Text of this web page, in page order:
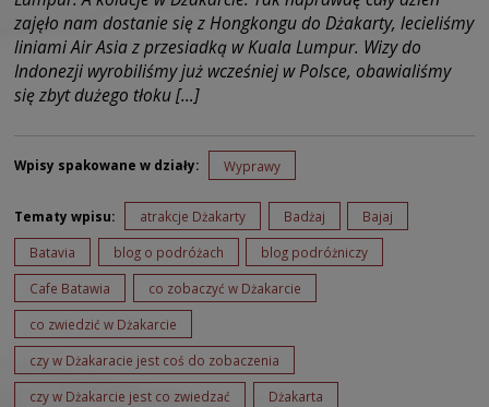
zajęło nam dostanie się z Hongkongu do Dżakarty, lecieliśmy
liniami Air Asia z przesiadką w Kuala Lumpur. Wizy do
Indonezji wyrobiliśmy już wcześniej w Polsce, obawialiśmy
się zbyt dużego tłoku […]
Wpisy spakowane w działy: Wyprawy
Tematy wpisu: atrakcje Dżakarty Badżaj Bajaj
Batavia blog o podróżach blog podróżniczy
Cafe Batawia co zobaczyć w Dżakarcie
co zwiedzić w Dżakarcie
czy w Dżakaracie jest coś do zobaczenia
czy w Dżakarcie jest co zwiedzać Dżakarta